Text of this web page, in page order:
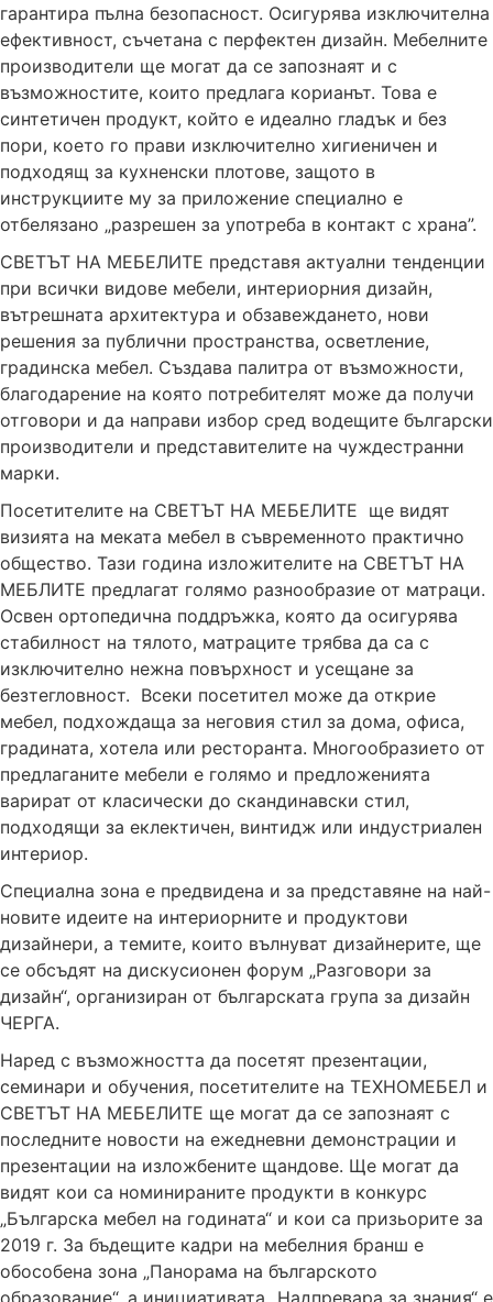
гарантира пълна безопасност. Осигурява изключителна
ефективност, съчетана с перфектен дизайн. Мебелните
производители ще могат да се запознаят и с
възможностите, които предлага корианът. Това е
синтетичен продукт, който е идеално гладък и без
пори, което го прави изключително хигиеничен и
подходящ за кухненски плотове, защото в
инструкциите му за приложение специално е
отбелязано „разрешен за употреба в контакт с храна”.
СВЕТЪТ НА МЕБЕЛИТЕ представя актуални тенденции
при всички видове мебели, интериорния дизайн,
вътрешната архитектура и обзавеждането, нови
решения за публични пространства, осветление,
градинска мебел. Създава палитра от възможности,
благодарение на която потребителят може да получи
отговори и да направи избор сред водещите български
производители и представителите на чуждестранни
марки.
Посетителите на СВЕТЪТ НА МЕБЕЛИТЕ ще видят
визията на меката мебел в съвременното практично
общество. Тази година изложителите на СВЕТЪТ НА
МЕБЛИТЕ предлагат голямо разнообразие от матраци.
Освен ортопедична поддръжка, която да осигурява
стабилност на тялото, матраците трябва да са с
изключително нежна повърхност и усещане за
безтегловност. Всеки посетител може да открие
мебел, подхождаща за неговия стил за дома, офиса,
градината, хотела или ресторанта. Многообразието от
предлаганите мебели е голямо и предложенията
варират от класически до скандинавски стил,
подходящи за еклектичен, винтидж или индустриален
интериор.
Специална зона е предвидена и за представяне на най-
новите идеите на интериорните и продуктови
дизайнери, а темите, които вълнуват дизайнерите, ще
се обсъдят на дискусионен форум „Разговори за
дизайн“, организиран от българската група за дизайн
ЧЕРГА.
Наред с възможността да посетят презентации,
семинари и обучения, посетителите на ТЕХНОМЕБЕЛ и
СВЕТЪТ НА МЕБЕЛИТЕ ще могат да се запознаят с
последните новости на ежедневни демонстрации и
презентации на изложбените щандове. Ще могат да
видят кои са номинираните продукти в конкурс
„Българска мебел на годината“ и кои са призьорите за
2019 г. За бъдещите кадри на мебелния бранш е
обособена зона „Панорама на българското
образование“, а инициативата „Надпревара за знания“ е